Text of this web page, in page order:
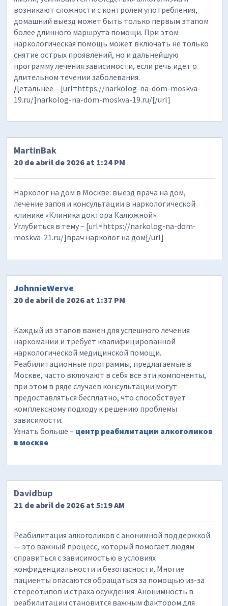
возникают сложности с контролем употребления,
домашний выезд может быть только первым этапом
более длинного маршрута помощи. При этом
наркологическая помощь может включать не только
снятие острых проявлений, но и дальнейшую
программу лечения зависимости, если речь идет о
длительном течении заболевания.
Детальнее – [url=https://narkolog-na-dom-moskva-
19.ru/]narkolog-na-dom-moskva-19.ru/[/url]
MartinBak
20 de abril de 2026 at 1:24 PM
Нарколог на дом в Москве: выезд врача на дом,
лечение запоя и консультации в наркологической
клинике «Клиника доктора Калюжной».
Углубиться в тему – [url=https://narkolog-na-dom-
moskva-21.ru/]врач нарколог на дом[/url]
JohnnieWerve
20 de abril de 2026 at 1:37 PM
Каждый из этапов важен для успешного лечения
наркомании и требует квалифицированной
наркологической медицинской помощи.
Реабилитационные программы, предлагаемые в
Москве, часто включают в себя все эти компоненты,
при этом в ряде случаев консультации могут
предоставляться бесплатно, что способствует
комплексному подходу к решению проблемы
зависимости.
Узнать больше – центр реабилитации алкоголиков
в москве
Davidbup
21 de abril de 2026 at 5:19 AM
Реабилитация алкоголиков с анонимной поддержкой
— это важный процесс, который помогает людям
справиться с зависимостью в условиях
конфиденциальности и безопасности. Многие
пациенты опасаются обращаться за помощью из-за
стереотипов и страха осуждения. Анонимность в
реабилитации становится важным фактором для